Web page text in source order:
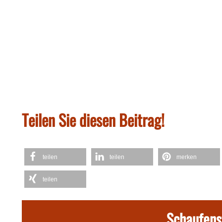
Teilen Sie diesen Beitrag!
teilen teilen merken
teilen